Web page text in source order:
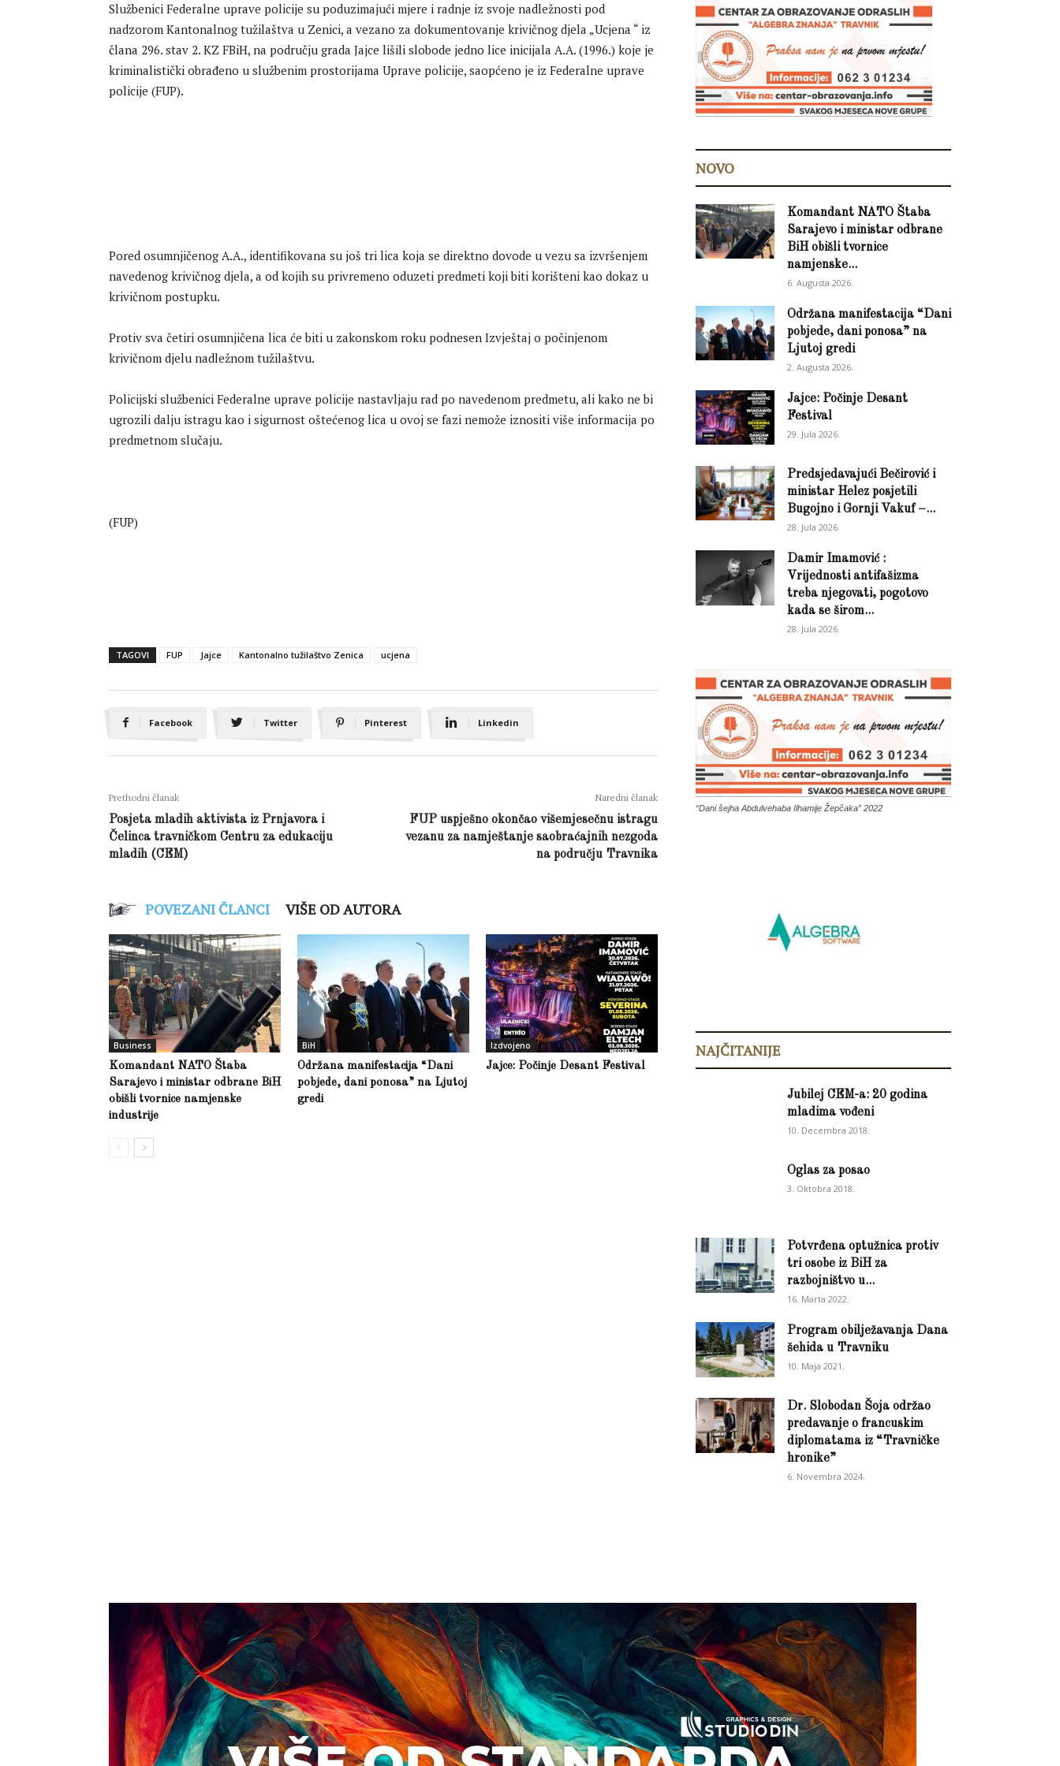
Službenici Federalne uprave policije su poduzimajući mjere i radnje iz svoje nadležnosti pod
nadzorom Kantonalnog tužilaštva u Zenici, a vezano za dokumentovanje krivičnog djela „Ucjena “ iz
člana 296. stav 2. KZ FBiH, na području grada Jajce lišili slobode jedno lice inicijala A.A. (1996.) koje je
kriminalistički obrađeno u službenim prostorijama Uprave policije, saopćeno je iz Federalne uprave
policije (FUP).
Pored osumnjičenog A.A., identifikovana su još tri lica koja se direktno dovode u vezu sa izvršenjem
navedenog krivičnog djela, a od kojih su privremeno oduzeti predmeti koji biti korišteni kao dokaz u
krivičnom postupku.
Protiv sva četiri osumnjičena lica će biti u zakonskom roku podnesen Izvještaj o počinjenom
krivičnom djelu nadležnom tužilaštvu.
Policijski službenici Federalne uprave policije nastavljaju rad po navedenom predmetu, ali kako ne bi
ugrozili dalju istragu kao i sigurnost oštećenog lica u ovoj se fazi nemože iznositi više informacija po
predmetnom slučaju.
(FUP)
TAGOVI FUP Jajce Kantonalno tužilaštvo Zenica ucjena
Facebook Twitter Pinterest Linkedin
Prethodni članak
Posjeta mladih aktivista iz Prnjavora i
Čelinca travničkom Centru za edukaciju
mladih (CEM)
Naredni članak
FUP uspješno okončao višemjesečnu istragu
vezanu za namještanje saobraćajnih nezgoda
na području Travnika
POVEZANI ČLANCI VIŠE OD AUTORA
Business
Komandant NATO Štaba
Sarajevo i ministar odbrane BiH
obišli tvornice namjenske
industrije
BiH
Održana manifestacija “Dani
pobjede, dani ponosa” na Ljutoj
gredi
Izdvojeno
Jajce: Počinje Desant Festival
NOVO
Komandant NATO Štaba
Sarajevo i ministar odbrane
BiH obišli tvornice
namjenske...
6. Augusta 2026.
Održana manifestacija “Dani
pobjede, dani ponosa” na
Ljutoj gredi
2. Augusta 2026.
Jajce: Počinje Desant
Festival
29. Jula 2026.
Predsjedavajući Bečirović i
ministar Helez posjetili
Bugojno i Gornji Vakuf –...
28. Jula 2026.
Damir Imamović :
Vrijednosti antifašizma
treba njegovati, pogotovo
kada se širom...
28. Jula 2026.
“Dani šejha Abdulvehaba Ilhamije Žepčaka” 2022
NAJČITANIJE
Jubilej CEM-a: 20 godina
mladima vođeni
10. Decembra 2018.
Oglas za posao
3. Oktobra 2018.
Potvrđena optužnica protiv
tri osobe iz BiH za
razbojništvo u...
16. Marta 2022.
Program obilježavanja Dana
šehida u Travniku
10. Maja 2021.
Dr. Slobodan Šoja održao
predavanje o francuskim
diplomatama iz “Travničke
hronike”
6. Novembra 2024.